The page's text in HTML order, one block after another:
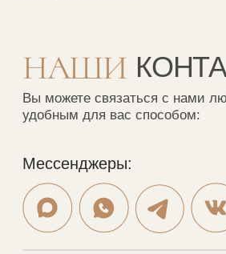
Каталог
Меню
технологий и комфорта
Telegram
Соцсети
YouTube